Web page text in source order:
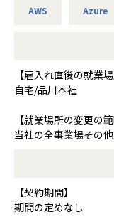
AWS Azure
【雇入れ直後の就業場
自宅/品川本社
【就業場所の変更の範
当社の全事業場その
【契約期間】
期間の定めなし